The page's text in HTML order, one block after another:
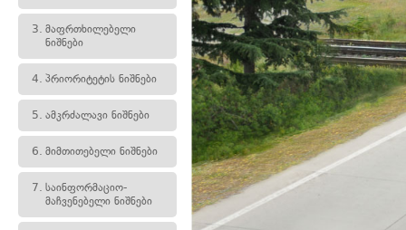
3. მაფრთხილებელი
ნიშნები
4. პრიორიტეტის ნიშნები
5. ამკრძალავი ნიშნები
6. მიმთითებელი ნიშნები
7. საინფორმაციო-
მაჩვენებელი ნიშნები